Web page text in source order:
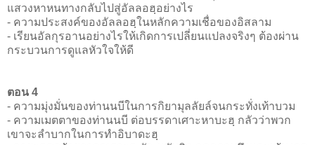
แสวงหาหนทางกลับไปสู่อัลลอฮฺอย่างไร
- ความประสงค์ของอัลลอฮฺในหลักความเชื่อของอิสลาม
- เรียนอัลกุรอานอย่างไรให้เกิดการเปลี่ยนแปลงจริงๆ ต้องผ่าน
กระบวนการดูแลหัวใจให้ดี
ตอน 4
- ความมุ่งมั่นของท่านนบีในการกิยามุลลัยล์จนกระทั่งเท้าบวม
- ความเมตตาของท่านนบี ต่อบรรดาเศาะหาบะฮฺ กลัวว่าพวก
เขาจะลำบากในการทำอิบาดะฮฺ